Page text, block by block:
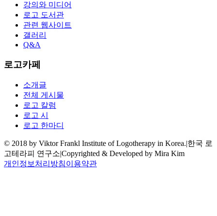
강의와 미디어
로고 도서관
관련 웹사이트
갤러리
Q&A
로고카페
소개글
전체 게시물
로고 칼럼
로고 시
로고 한마디
© 2018 by Viktor Frankl Institute of Logotherapy in Korea.|한국 로
고테라피 연구소|Copyrighted & Developed by Mira Kim
개인정보처리방침이용약관